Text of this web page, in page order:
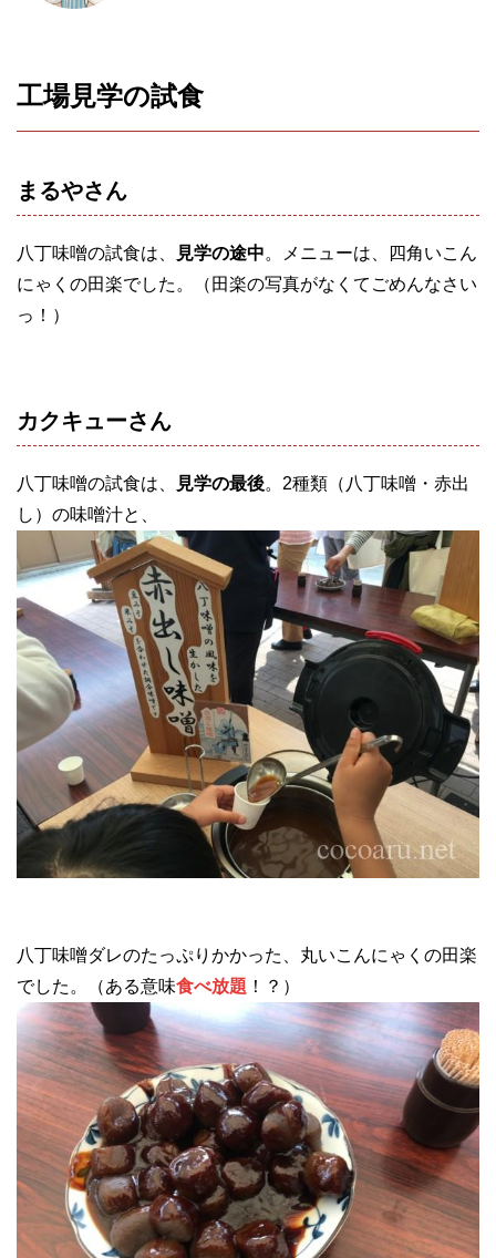
工場見学の試食
まるやさん
八丁味噌の試食は、 見学の途中。メニューは、四角いこん
にゃくの田楽でした。（田楽の写真がなくてごめんなさい
っ！）
カクキューさん
八丁味噌の試食は、 見学の最後。2種類（八丁味噌・赤出
し）の味噌汁と、
八丁味噌ダレのたっぷりかかった、丸いこんにゃくの田楽
でした。（ある意味食べ放題 ！？）